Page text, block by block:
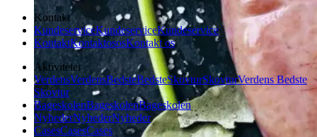
Kontakt
KundeserviceKundeserviceKundeservice
KontaktKontaktososKontakt os
Aktiviteter
VerdensVerdensBedsteBedsteSkovturSkovturVerdens Bedste
Skovtur
BageskolenBageskolenBageskolen
NyhederNyhederNyheder
CasesCasesCases